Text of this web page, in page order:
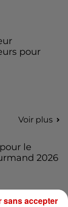
pour
Voir plus
le
2026
sans accepter